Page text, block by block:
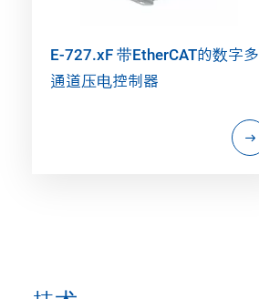
E-727.xF 带EtherCAT的数字多
通道压电控制器